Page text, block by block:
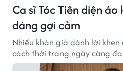
Ca sĩ Tóc Tiên diện
dáng gợi cảm
Nhiều khán giả dành lời
cách thời trang ngày càng